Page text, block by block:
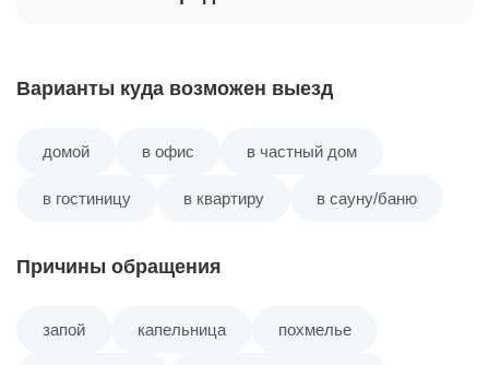
Варианты куда возможен выезд
домой в офис в частный дом
в гостиницу в квартиру в сауну/баню
Причины обращения
запой капельница похмелье